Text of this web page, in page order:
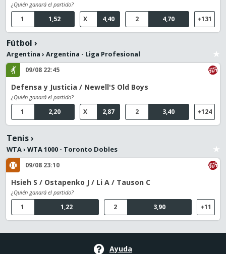
¿Quién ganará el partido?
1,52
1 4,40
X 4,70
2 +131
Fútbol ›
Argentina › Argentina - Liga Profesional
09/08 22:45
Defensa y Justicia / Newell'S Old Boys
¿Quién ganará el partido?
2,20
1 2,87
X 3,40
2 +124
Tenis›
WTA› WTA 1000 - Toronto Dobles
09/08 23:10
Hsieh S / Ostapenko J / Li A / Tauson C
¿Quién ganará el partido?
1,22
1 3,90
2 +11
Ayuda